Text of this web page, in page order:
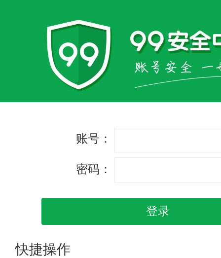
账号：
密码：
快捷操作